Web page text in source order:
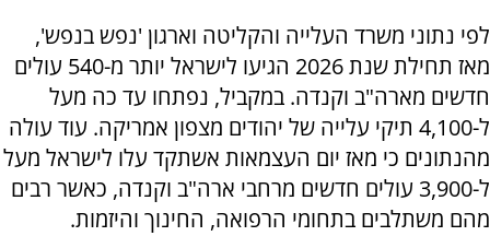
לפי נתוני משרד העלייה והקליטה וארגון 'נפש בנפש',
מאז תחילת שנת 2026 הגיעו לישראל יותר מ-540 עולים
חדשים מארה"ב וקנדה. במקביל, נפתחו עד כה מעל
ל-4,100 תיקי עלייה של יהודים מצפון אמריקה. עוד עולה
מהנתונים כי מאז יום העצמאות אשתקד עלו לישראל מעל
ל-3,900 עולים חדשים מרחבי ארה"ב וקנדה, כאשר רבים
מהם משתלבים בתחומי הרפואה, החינוך והיזמות.